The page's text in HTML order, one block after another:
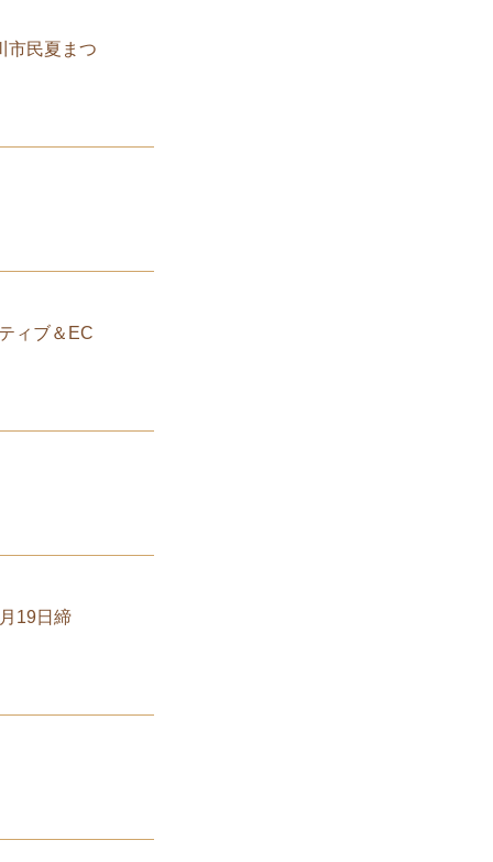
市民夏まつ
ィブ＆EC
19日締